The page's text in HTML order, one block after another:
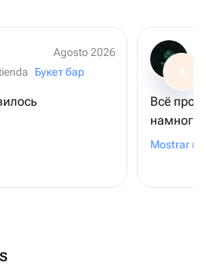
Agosto 2026
Букет бар A
Всё
намного
Mostrar